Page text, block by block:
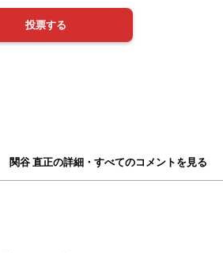
関谷 直正の詳細・すべてのコメントを見る